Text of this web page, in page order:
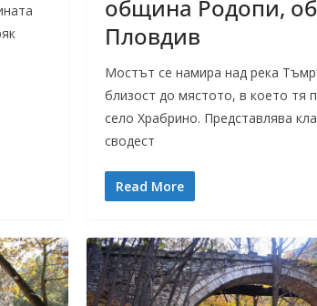
община Родопи,
Пловдив
Мостът се намира над река
близост до мястото, в което тя
село Храбрино. Представлява
сводест
Read More